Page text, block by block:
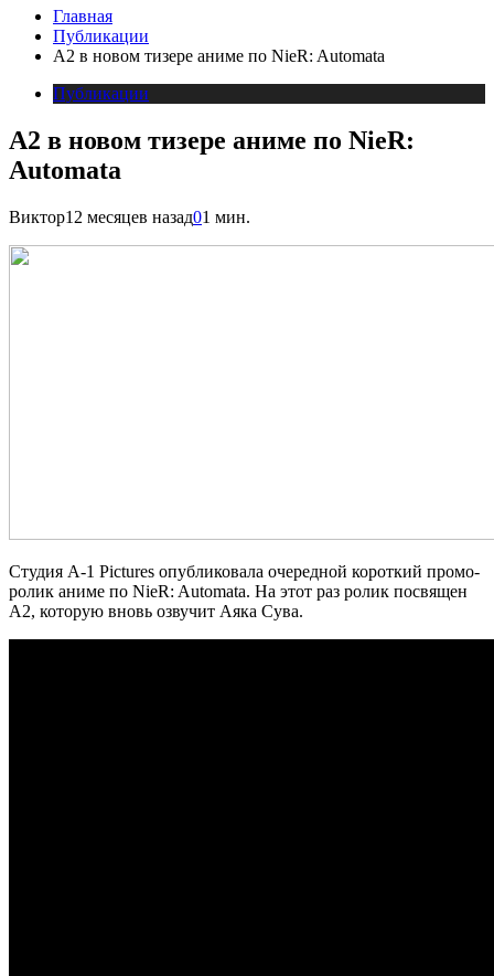
Главная
Публикации
A2 в новом тизере аниме по NieR: Automata
Публикации
A2 в новом тизере аниме по NieR:
Automata
Виктор12 месяцев назад01 мин.
Студия A-1 Pictures опубликовала очередной короткий промо-
ролик аниме по NieR: Automata. На этот раз ролик посвящен
А2, которую вновь озвучит Аяка Сува.